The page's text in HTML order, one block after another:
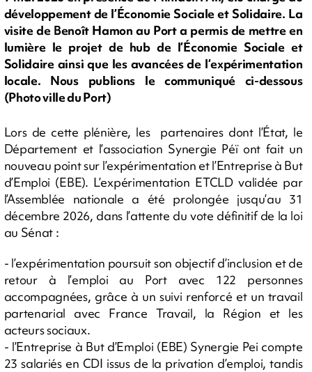
développement de l’Économie Sociale et Solidaire. La
visite de Benoît Hamon au Port a permis de mettre en
lumière le projet de hub de l’Économie Sociale et
Solidaire ainsi que les avancées de l’expérimentation
locale. Nous publions le communiqué ci-dessous
(Photo ville du Port)
Lors de cette plénière, les partenaires dont l’État, le
Département et l’association Synergie Péï ont fait un
nouveau point sur l’expérimentation et l’Entreprise à But
d’Emploi (EBE). L’expérimentation ETCLD validée par
l’Assemblée nationale a été prolongée jusqu’au 31
décembre 2026, dans l’attente du vote définitif de la loi
au Sénat :
- l’expérimentation poursuit son objectif d’inclusion et de
retour à l’emploi au Port avec 122 personnes
accompagnées, grâce à un suivi renforcé et un travail
partenarial avec France Travail, la Région et les
acteurs sociaux.
- l’Entreprise à But d’Emploi (EBE) Synergie Pei compte
23 salariés en CDI issus de la privation d’emploi, tandis